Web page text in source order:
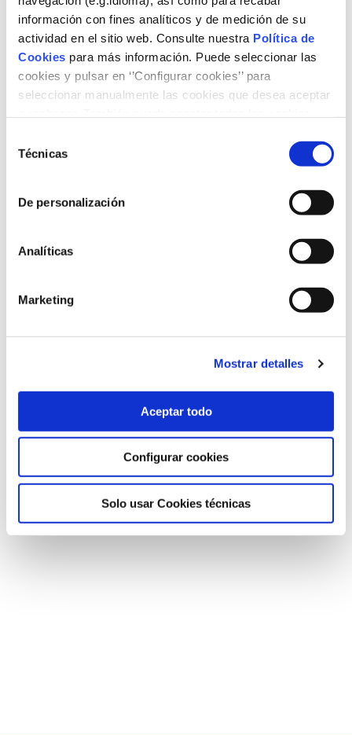
información con fines analíticos y de medición de su
actividad en el sitio web. Consulte nuestra Política de
Cookies para más información. Puede seleccionar las
cookies y pulsar en ‘’Configurar cookies’’ para
seleccionar manualmente las cookies que desea aceptar
Técnicas
De personalización
Analíticas
Marketing
Mostrar detalles
Aceptar todo
Configurar cookies
Solo usar Cookies técnicas
Available formats
PDF in english
PDF in spanish
Articles and reports
Topic
Watch video
Pleaseaccept marketing-cookiesto watch this video.